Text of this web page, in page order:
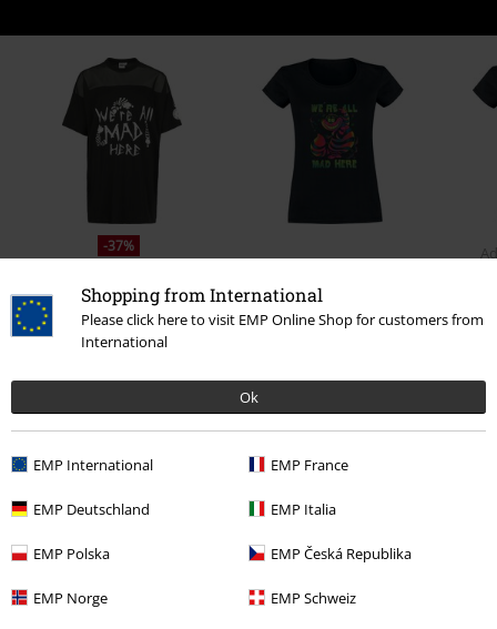
Shopping from International
Please click here to visit EMP Online Shop for customers from
International
Ok
EMP International EMP France
EMP Deutschland EMP Italia
EMP Polska EMP Česká Republika
EMP Norge EMP Schweiz
-37%
Vanaf€ 19,99
Geef ons je mening over "Cheshire Cat - We're All Mad".
Schrijf een beoordeling